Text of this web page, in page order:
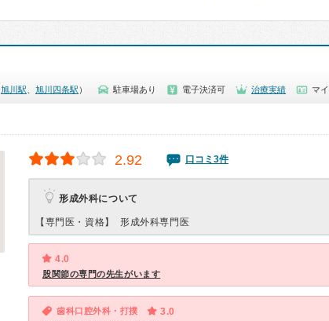
旭川駅 旭川四条駅 ） 駐車場あり 電子決済可 治療実績 マ
2.92 口コミ3件
形成外科について
【専門医・資格】 形成外科専門医
4.0
股関節の専門の先生がいます
歯科口腔外科・打撲 3.0